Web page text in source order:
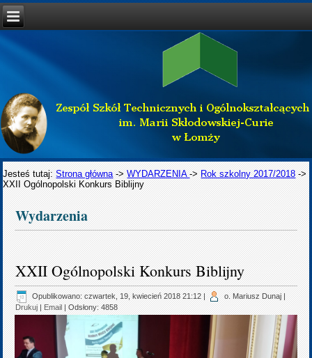
Jesteś tutaj:Strona główna ->WYDARZENIA-> Rok szkolny 2017/2018 ->
XXII Ogólnopolski Konkurs Biblijny
Wydarzenia
XXII Ogólnopolski Konkurs Biblijny
Opublikowano: czwartek, 19, kwiecień 2018 21:12 | o. Mariusz Dunaj |
Drukuj |Email | Odsłony: 4858